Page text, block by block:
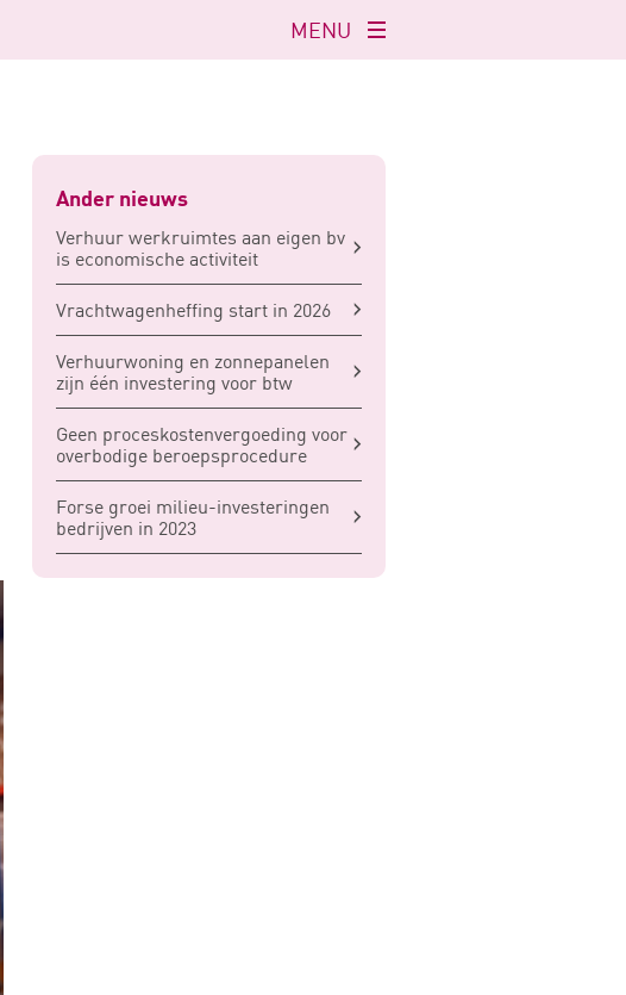
Navigatie
openen
MENU
Ander nieuws
Verhuur werkruimtes aan eigen bv
is economische activiteit
Vrachtwagenheffing start in 2026
Verhuurwoning en zonnepanelen
zijn één investering voor btw
Geen proceskostenvergoeding voor
overbodige beroepsprocedure
Forse groei milieu-investeringen
bedrijven in 2023